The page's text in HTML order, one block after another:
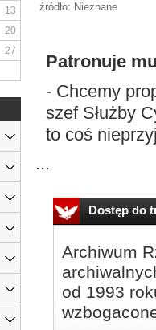
źródło: Nieznane
Patronuje
- Chcemy
szef Służby
to coś
...
Dostęp do
Archiwum
od 1993
13
20
27